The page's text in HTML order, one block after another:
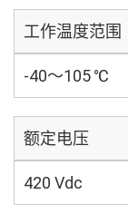
工作温度范围
-40～105 ℃
额定电压
420 Vdc